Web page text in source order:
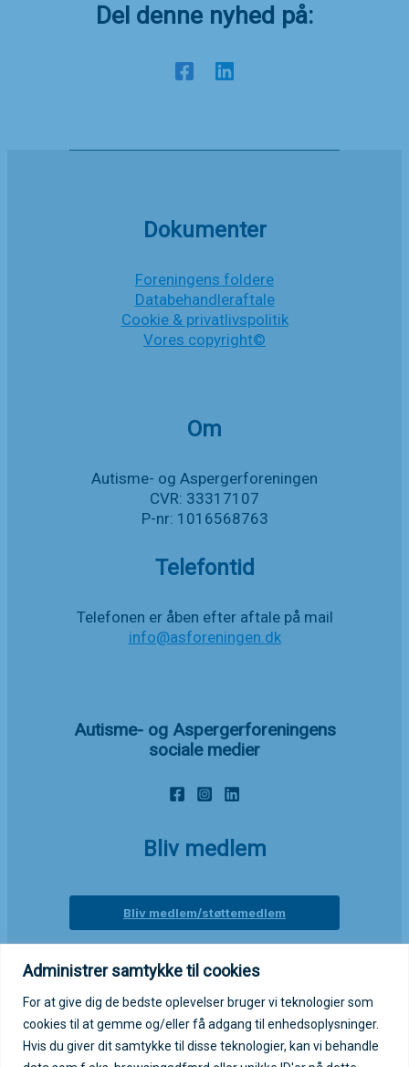
Administrer samtykke til cookies
For at give dig de bedste oplevelser bruger vi teknologier som
cookies til at gemme og/eller få adgang til enhedsoplysninger.
Hvis du giver dit samtykke til disse teknologier, kan vi behandle
Del denne nyhed på:
Dokumenter
Foreningens foldere
Databehandleraftale
Cookie & privatlivspolitik
Vores copyright©
Om
Autisme- og Aspergerforeningen
CVR: 33317107
P-nr: 1016568763
Telefontid
Telefonen er åben efter aftale på mail
info@asforeningen.dk
Autisme- og Aspergerforeningens
sociale medier
Bliv medlem
Bliv medlem/støttemedlem
Login på medlemsportal
Log ind på medlemsportal